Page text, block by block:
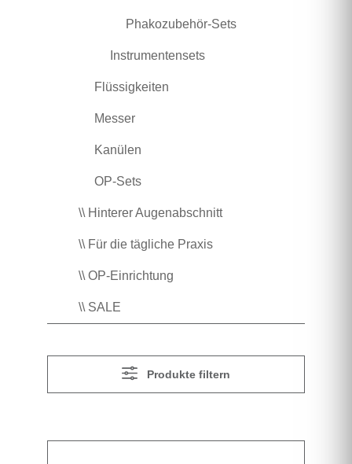
Phakozubehör-Sets
Instrumentensets
Flüssigkeiten
Messer
Kanülen
OP-Sets
\\ Hinterer Augenabschnitt
\\ Für die tägliche Praxis
\\ OP-Einrichtung
\\ SALE
Produkte filtern